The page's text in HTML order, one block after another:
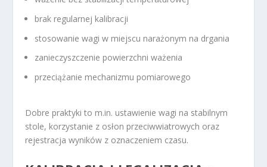
brak regularnej kalibracji
stosowanie wagi w miejscu narażonym na drgania
zanieczyszczenie powierzchni ważenia
przeciążanie mechanizmu pomiarowego
Dobre praktyki to m.in. ustawienie wagi na stabilnym
stole, korzystanie z osłon przeciwwiatrowych oraz
rejestracja wyników z oznaczeniem czasu.